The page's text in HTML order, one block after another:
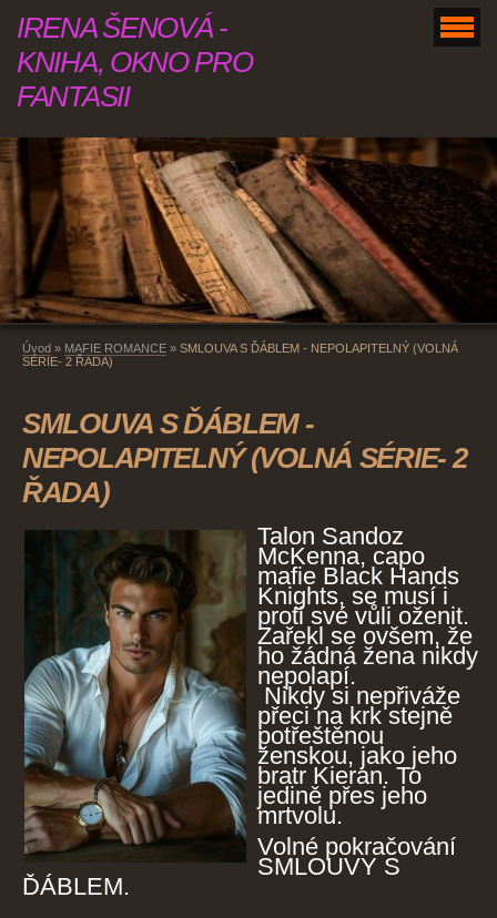
IRENA ŠENOVÁ -
KNIHA, OKNO PRO
FANTASII
Úvod » MAFIE ROMANCE » SMLOUVA S ĎÁBLEM - NEPOLAPITELNÝ (VOLNÁ
SÉRIE- 2 ŘADA)
SMLOUVA S ĎÁBLEM -
NEPOLAPITELNÝ (VOLNÁ SÉRIE- 2
ŘADA)
Talon Sandoz
McKenna, capo
mafie Black Hands
Knights, se musí i
proti své vůli oženit.
Zařekl se ovšem, že
ho žádná žena nikdy
nepolapí.
Nikdy si nepřiváže
přeci na krk stejně
potřeštěnou
ženskou, jako jeho
bratr Kieran. To
jedině přes jeho
mrtvolu.
Volné pokračování
SMLOUVY S
ĎÁBLEM.